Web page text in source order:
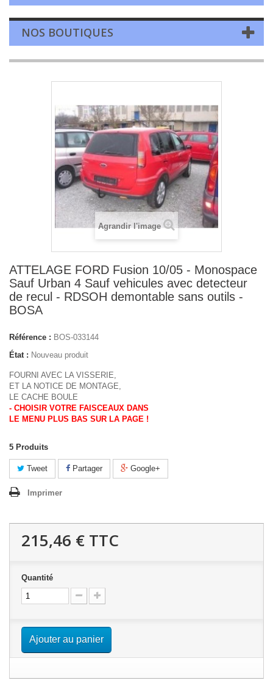
NOS BOUTIQUES
Agrandir l'image
ATTELAGE FORD Fusion 10/05 - Monospace
Sauf Urban 4 Sauf vehicules avec detecteur
de recul - RDSOH demontable sans outils -
BOSA
Référence : BOS-033144
État : Nouveau produit
FOURNI AVEC LA VISSERIE,
ET LA NOTICE DE MONTAGE,
LE CACHE BOULE
- CHOISIR VOTRE FAISCEAUX DANS
LE MENU PLUS BAS SUR LA PAGE !
5 Produits
Tweet Partager Google+
Imprimer
215,46 € TTC
Quantité
Ajouter au panier